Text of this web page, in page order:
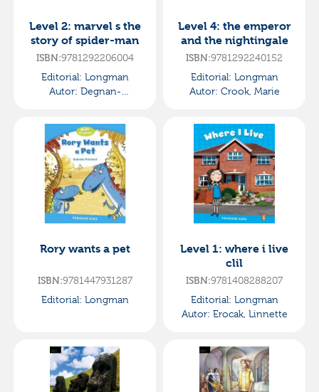
Level 2: marvel s the
story of spider-man
ISBN:9781292206004
Editorial: Longman
Autor: Degnan-
Level 4: the emperor
and the nightingale
ISBN:9781292240152
Editorial: Longman
Autor: Crook, Marie
Rory wants a pet
ISBN:9781447931287
Editorial: Longman
Level 1: where i live
clil
ISBN:9781408288207
Editorial: Longman
Autor: Erocak, Linnette